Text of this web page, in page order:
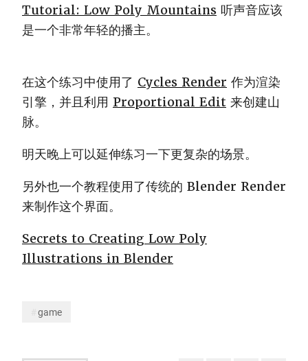
Tutorial: Low Poly Mountains 听声音应该
是一个非常年轻的播主。
在这个练习中使用了 Cycles Render 作为渲染
引擎，并且利用 Proportional Edit 来创建山
脉。
明天晚上可以延伸练习一下更复杂的场景。
另外也一个教程使用了传统的 Blender Render
来制作这个界面。
Secrets to Creating Low Poly
Illustrations in Blender
game